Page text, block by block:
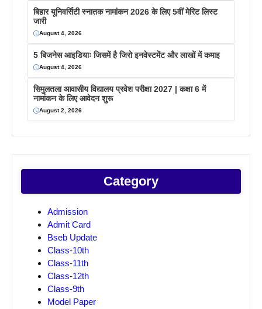
बिहार यूनिवर्सिटी स्नातक नामांकन 2026 के लिए 5वीं मेरिट लिस्ट
जारी
August 4, 2026
5 बिजनेस आइडियाः जिसमें है जिरो इनवेस्टमेंट और लाखों में कमाइ
August 4, 2026
सिमुलतला आवासीय विद्यालय प्रवेश परीक्षा 2027 | कक्षा 6 में
नामांकन के लिए आवेदन शुरू
August 2, 2026
Category
Admission
Admit Card
Bseb Update
Class-10th
Class-11th
Class-12th
Class-9th
Model Paper